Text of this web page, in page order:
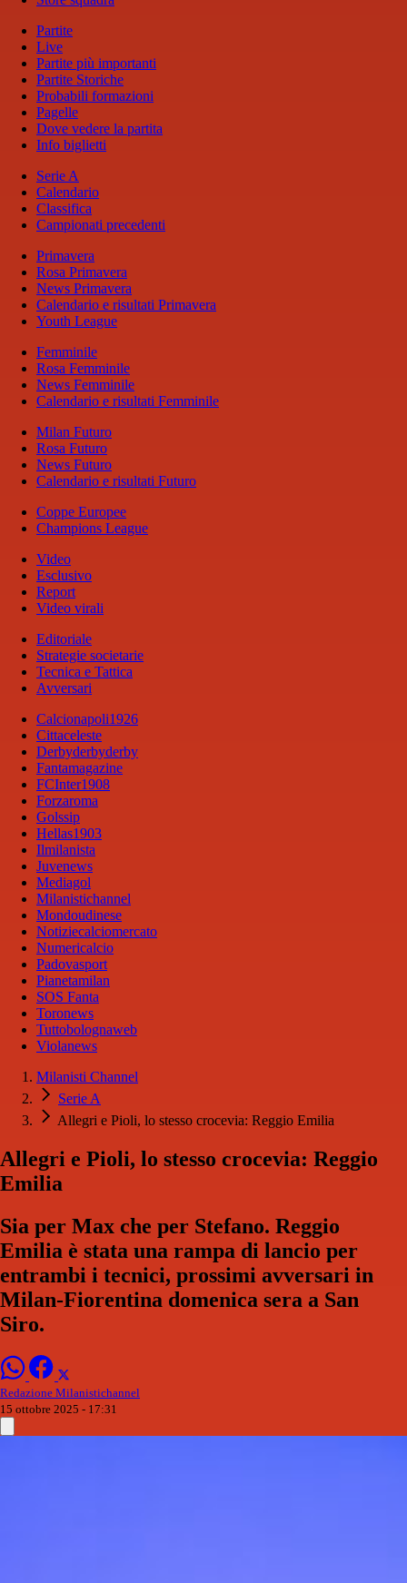
Partite
Live
Partite più importanti
Partite Storiche
Probabili formazioni
Pagelle
Dove vedere la partita
Info biglietti
Serie A
Calendario
Classifica
Campionati precedenti
Primavera
Rosa Primavera
News Primavera
Calendario e risultati Primavera
Youth League
Femminile
Rosa Femminile
News Femminile
Calendario e risultati Femminile
Milan Futuro
Rosa Futuro
News Futuro
Calendario e risultati Futuro
Coppe Europee
Champions League
Video
Esclusivo
Report
Video virali
Editoriale
Strategie societarie
Tecnica e Tattica
Avversari
Calcionapoli1926
Cittaceleste
Derbyderbyderby
Fantamagazine
FCInter1908
Forzaroma
Golssip
Hellas1903
Ilmilanista
Juvenews
Mediagol
Milanistichannel
Mondoudinese
Notiziecalciomercato
Numericalcio
Padovasport
Pianetamilan
SOS Fanta
Toronews
Tuttobolognaweb
Violanews
Milanisti Channel
Serie A
Allegri e Pioli, lo stesso crocevia: Reggio Emilia
Allegri e Pioli, lo stesso crocevia: Reggio
Emilia
Sia per Max che per Stefano. Reggio
Emilia è stata una rampa di lancio per
entrambi i tecnici, prossimi avversari in
Milan-Fiorentina domenica sera a San
Siro.
Redazione Milanistichannel
15 ottobre 2025 - 17:31